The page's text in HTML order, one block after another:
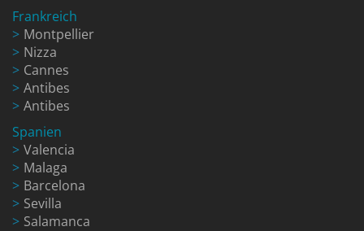
Frankreich
Montpellier
Nizza
Cannes
Antibes
Antibes
Spanien
Valencia
Malaga
Barcelona
Sevilla
Salamanca